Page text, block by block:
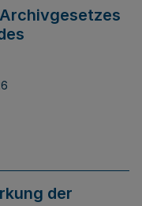
der